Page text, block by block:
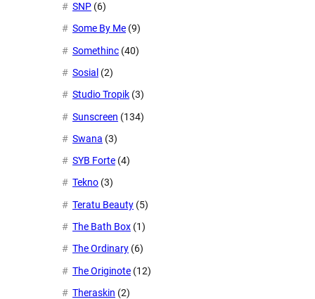
SNP (6)
Some By Me (9)
Somethinc (40)
Sosial (2)
Studio Tropik (3)
Sunscreen (134)
Swana (3)
SYB Forte (4)
Tekno (3)
Teratu Beauty (5)
The Bath Box (1)
The Ordinary (6)
The Originote (12)
Theraskin (2)